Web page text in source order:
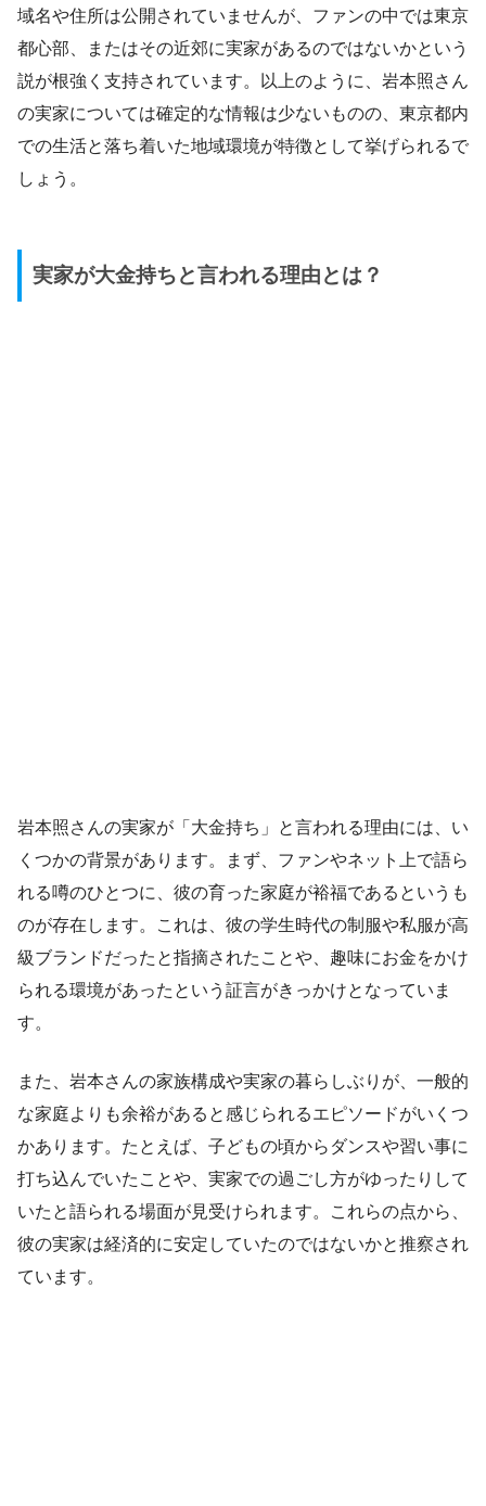
域名や住所は公開されていませんが、ファンの中では東京
都心部、またはその近郊に実家があるのではないかという
説が根強く支持されています。以上のように、岩本照さん
の実家については確定的な情報は少ないものの、東京都内
での生活と落ち着いた地域環境が特徴として挙げられるで
しょう。
実家が大金持ちと言われる理由とは？
岩本照さんの実家が「大金持ち」と言われる理由には、い
くつかの背景があります。まず、ファンやネット上で語ら
れる噂のひとつに、彼の育った家庭が裕福であるというも
のが存在します。これは、彼の学生時代の制服や私服が高
級ブランドだったと指摘されたことや、趣味にお金をかけ
られる環境があったという証言がきっかけとなっていま
す。
また、岩本さんの家族構成や実家の暮らしぶりが、一般的
な家庭よりも余裕があると感じられるエピソードがいくつ
かあります。たとえば、子どもの頃からダンスや習い事に
打ち込んでいたことや、実家での過ごし方がゆったりして
いたと語られる場面が見受けられます。これらの点から、
彼の実家は経済的に安定していたのではないかと推察され
ています。